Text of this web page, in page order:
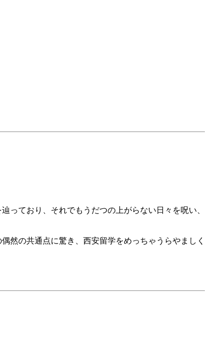
っており、それでもうだつの上がらない日々を呪い、
然の共通点に驚き、西安留学をめっちゃうらやましく